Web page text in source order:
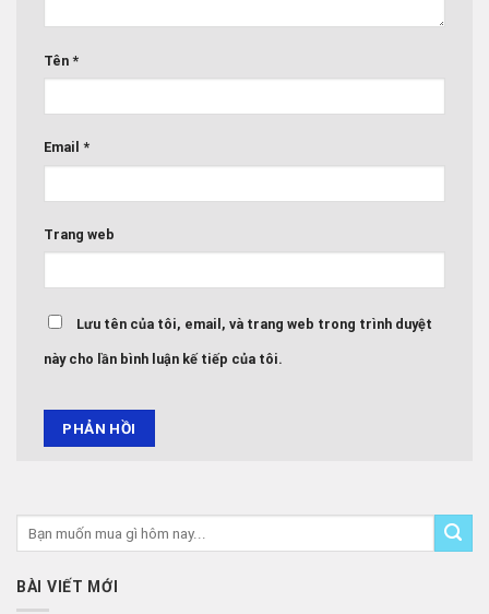
Tên *
Email *
Trang web
Lưu tên của tôi, email, và trang web trong trình duyệt
này cho lần bình luận kế tiếp của tôi.
BÀI VIẾT MỚI